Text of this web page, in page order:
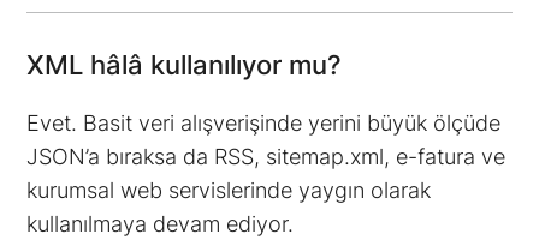
XML hâlâ kullanılıyor mu?
Evet. Basit veri alışverişinde yerini büyük ölçüde
JSON’a bıraksa da RSS, sitemap.xml, e-fatura ve
kurumsal web servislerinde yaygın olarak
kullanılmaya devam ediyor.